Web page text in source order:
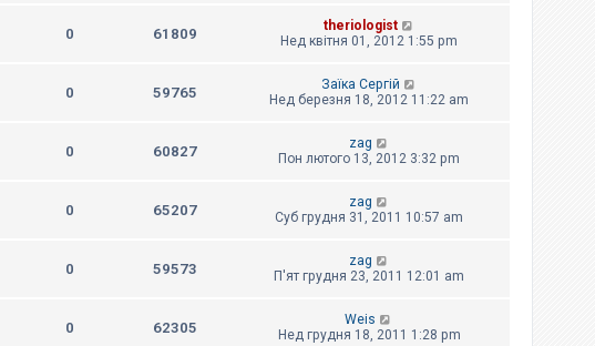
0 61809
theriologist
Нед квітня 01, 2012 1:55 pm
0 59765
Заїка Сергій
Нед березня 18, 2012 11:22 am
0 60827
zag
Пон лютого 13, 2012 3:32 pm
0 65207
zag
Суб грудня 31, 2011 10:57 am
0 59573
zag
П'ят грудня 23, 2011 12:01 am
0 62305
Weis
Нед грудня 18, 2011 1:28 pm